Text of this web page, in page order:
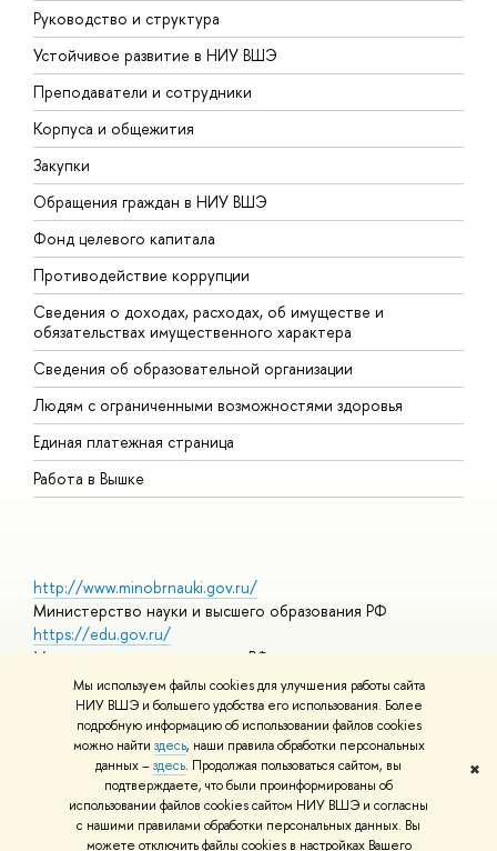
Мы используем файлы cookies для улучшения работы сайта
НИУ ВШЭ и большего удобства его использования. Более
подробную информацию об использовании файлов cookies
можно найти здесь, наши правила обработки персональных
данных –здесь. Продолжая пользоваться сайтом, вы
подтверждаете, что были проинформированы об
использовании файлов cookies сайтом НИУ ВШЭ и согласны
с нашими правилами обработки персональных данных. Вы
можете отключить файлы cookies в настройках Вашего
✖
Руководство и структура
Устойчивое развитие в НИУ ВШЭ
Преподаватели и сотрудники
Корпуса и общежития
Закупки
Обращения граждан в НИУ ВШЭ
Фонд целевого капитала
Противодействие коррупции
Сведения о доходах, расходах, об имуществе и
обязательствах имущественного характера
Сведения об образовательной организации
Людям с ограниченными возможностями здоровья
Единая платежная страница
Работа в Вышке
http://www.minobrnauki.gov.ru/
Министерство науки и высшего образования РФ
https://edu.gov.ru/
Министерство просвещения РФ
https://elearning.hse.ru/mooc
Массовые открытые онлайн-курсы
© НИУ ВШЭ 1993–2026 Адреса и контактыУсловия
использования материалов Политика конфиденциальности
Шрифты HSE Sans и HSE Slab разработаны вШколе дизайна НИУ